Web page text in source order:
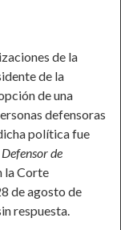
de la
de la
de una
defensoras
política fue
Defensor de
la Corte
de agosto de
respuesta.